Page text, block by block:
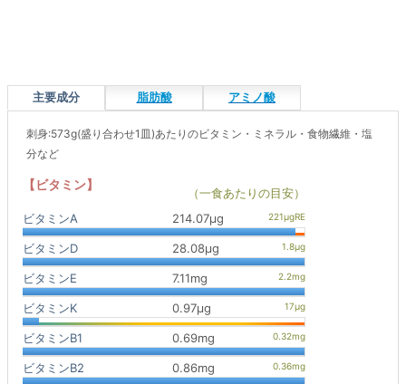
主要成分 脂肪酸 アミノ酸
刺身:573g(盛り合わせ1皿)あたりのビタミン・ミネラル・食物繊維・塩
分など
【ビタミン】
（一食あたりの目安）
ビタミンA
214.07μg
ビタミンD 28.08μg
ビタミンE 7.11mg
ビタミンK 0.97μg
ビタミンB1 0.69mg
ビタミンB2 0.86mg